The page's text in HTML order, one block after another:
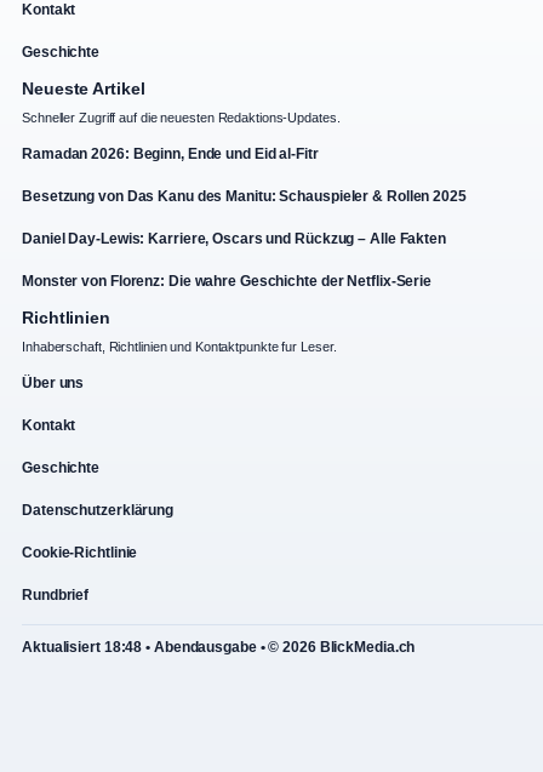
Kontakt
Geschichte
Neueste Artikel
Schneller Zugriff auf die neuesten Redaktions-Updates.
Ramadan 2026: Beginn, Ende und Eid al-Fitr
Besetzung von Das Kanu des Manitu: Schauspieler & Rollen 2025
Daniel Day-Lewis: Karriere, Oscars und Rückzug – Alle Fakten
Monster von Florenz: Die wahre Geschichte der Netflix-Serie
Richtlinien
Inhaberschaft, Richtlinien und Kontaktpunkte fur Leser.
Über uns
Kontakt
Geschichte
Datenschutzerklärung
Cookie-Richtlinie
Rundbrief
Aktualisiert 18:48 • Abendausgabe • © 2026 BlickMedia.ch